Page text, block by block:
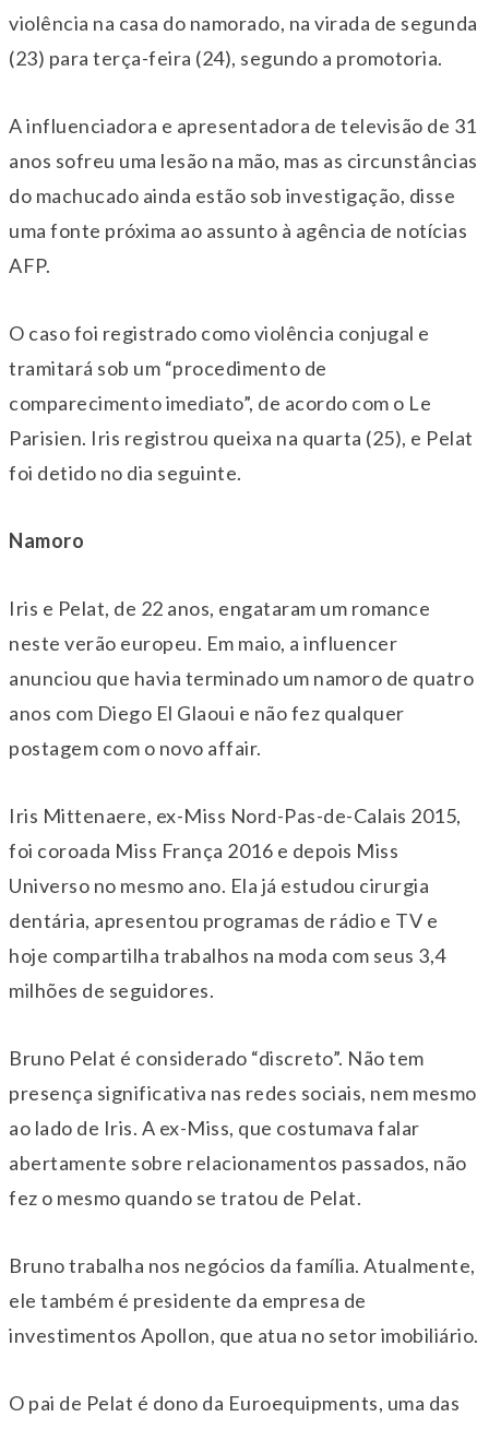
violência na casa do namorado, na virada de segunda
(23) para terça-feira (24), segundo a promotoria.
A influenciadora e apresentadora de televisão de 31
anos sofreu uma lesão na mão, mas as circunstâncias
do machucado ainda estão sob investigação, disse
uma fonte próxima ao assunto à agência de notícias
AFP.
O caso foi registrado como violência conjugal e
tramitará sob um “procedimento de
comparecimento imediato”, de acordo com o Le
Parisien. Iris registrou queixa na quarta (25), e Pelat
foi detido no dia seguinte.
Namoro
Iris e Pelat, de 22 anos, engataram um romance
neste verão europeu. Em maio, a influencer
anunciou que havia terminado um namoro de quatro
anos com Diego El Glaoui e não fez qualquer
postagem com o novo affair.
Iris Mittenaere, ex-Miss Nord-Pas-de-Calais 2015,
foi coroada Miss França 2016 e depois Miss
Universo no mesmo ano. Ela já estudou cirurgia
dentária, apresentou programas de rádio e TV e
hoje compartilha trabalhos na moda com seus 3,4
milhões de seguidores.
Bruno Pelat é considerado “discreto”. Não tem
presença significativa nas redes sociais, nem mesmo
ao lado de Iris. A ex-Miss, que costumava falar
abertamente sobre relacionamentos passados, não
fez o mesmo quando se tratou de Pelat.
Bruno trabalha nos negócios da família. Atualmente,
ele também é presidente da empresa de
investimentos Apollon, que atua no setor imobiliário.
O pai de Pelat é dono da Euroequipments, uma das